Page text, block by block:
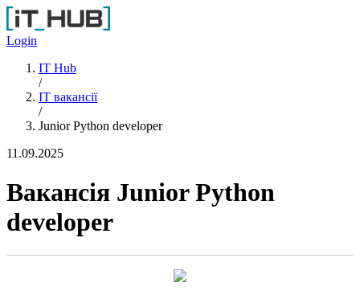
Перейти до основного вмісту
Login
IT Hub
/
IT вакансії
/
Junior Python developer
11.09.2025
Вакансія Junior Python
developer